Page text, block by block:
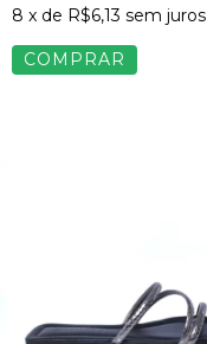
8 x de R$6,13 sem juros
COMPRAR